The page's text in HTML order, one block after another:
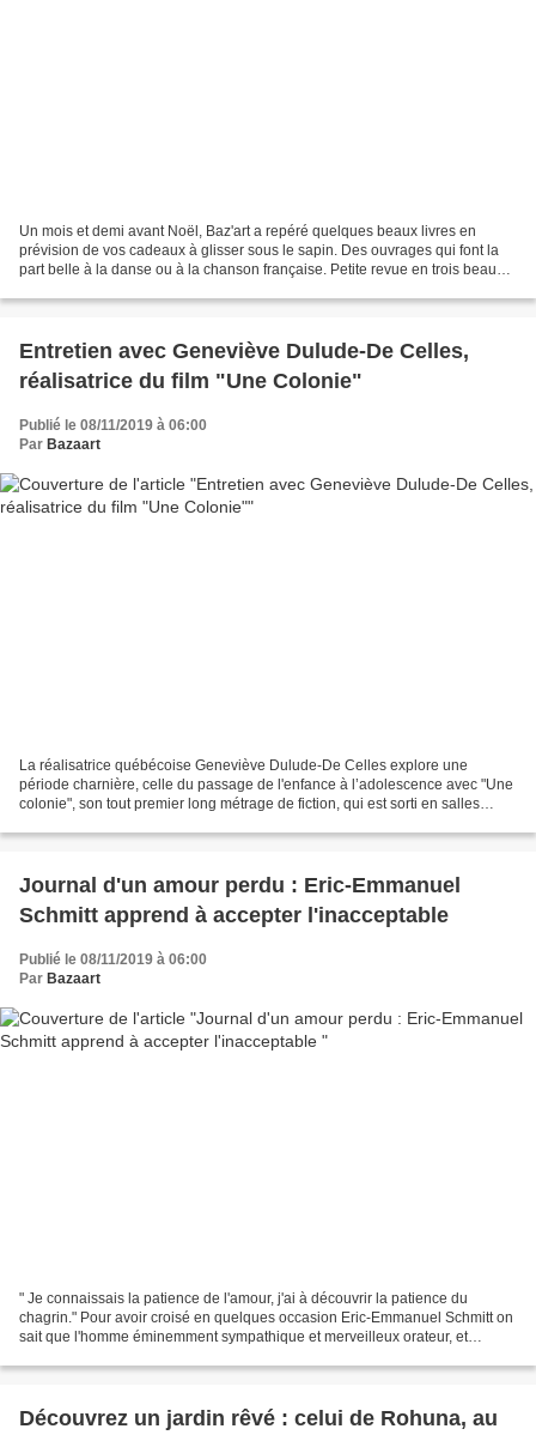
Un mois et demi avant Noël, Baz'art a repéré quelques beaux livres en
prévision de vos cadeaux à glisser sous le sapin. Des ouvrages qui font la
part belle à la danse ou à la chanson française. Petite revue en trois beaux
Entretien avec Geneviève Dulude-De Celles,
réalisatrice du film "Une Colonie"
Publié le 08/11/2019 à 06:00
Par Bazaart
La réalisatrice québécoise Geneviève Dulude-De Celles explore une
période charnière, celle du passage de l'enfance à l’adolescence avec "Une
colonie", son tout premier long métrage de fiction, qui est sorti en salles
Journal d'un amour perdu : Eric-Emmanuel
Schmitt apprend à accepter l'inacceptable
Publié le 08/11/2019 à 06:00
Par Bazaart
" Je connaissais la patience de l'amour, j'ai à découvrir la patience du
chagrin." Pour avoir croisé en quelques occasion Eric-Emmanuel Schmitt on
sait que l'homme éminemment sympathique et merveilleux orateur, et
Découvrez un jardin rêvé : celui de Rohuna, au